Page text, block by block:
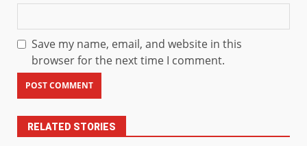
Save my name, email, and website in this
browser for the next time I comment.
RELATED STORIES